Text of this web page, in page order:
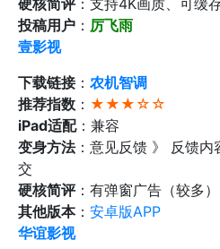
硬核简评：支持4K画质、可缓
投稿用户 ： 厉飞雨
壹影视
下载链接： 农机智调
推荐指数 ： ★★★☆☆
iPad适配：兼容
变身方法：意见反馈 》 反馈内
交
硬核简评：有弹窗广告（较多）
其他版本： 安卓版APP‬
华谊影视